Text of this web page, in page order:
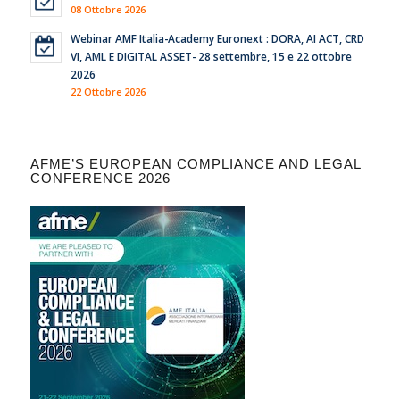
08 Ottobre 2026
Webinar AMF Italia-Academy Euronext : DORA, AI ACT, CRD
VI, AML E DIGITAL ASSET- 28 settembre, 15 e 22 ottobre
2026
22 Ottobre 2026
AFME’S EUROPEAN COMPLIANCE AND LEGAL
CONFERENCE 2026